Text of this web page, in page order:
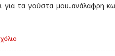
τα γούστα μου..ανάλαφρη